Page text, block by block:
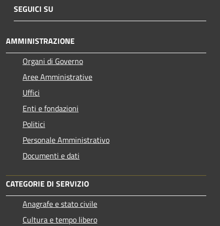
SEGUICI SU
AMMINISTRAZIONE
Organi di Governo
Aree Amministrative
Uffici
Enti e fondazioni
Politici
Personale Amministrativo
Documenti e dati
CATEGORIE DI SERVIZIO
Anagrafe e stato civile
Cultura e tempo libero